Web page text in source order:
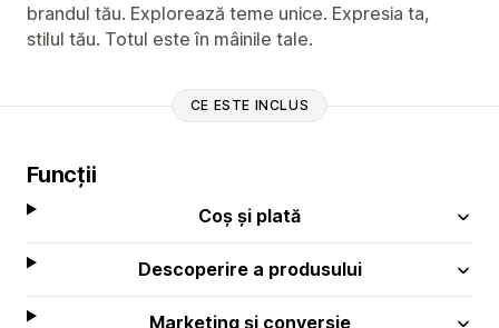
brandul tău. Explorează teme unice. Expresia ta,
stilul tău. Totul este în mâinile tale.
CE ESTE INCLUS
Funcții
Coș și plată
Descoperire a produsului
Marketing și conversie